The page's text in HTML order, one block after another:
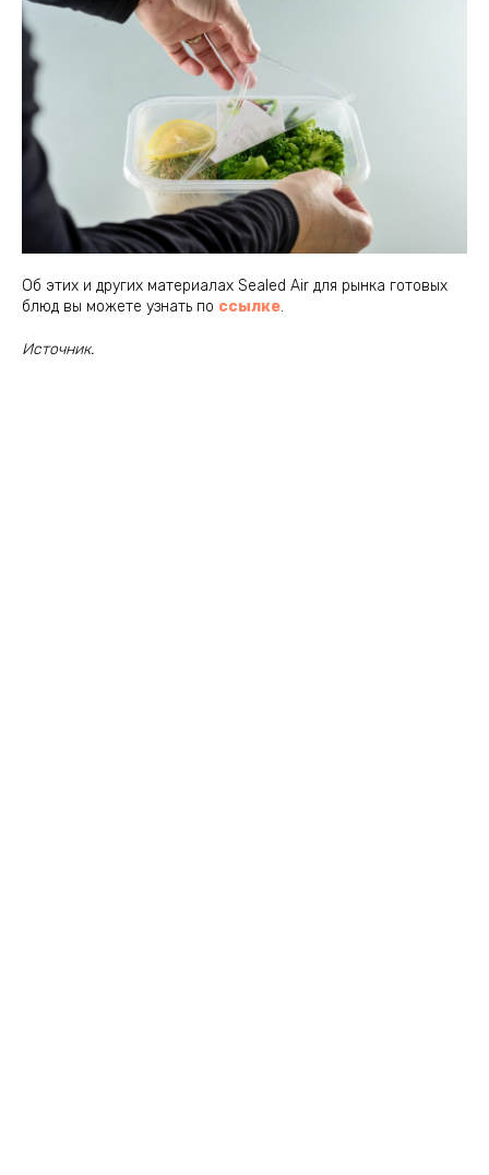
Об этих и других материалах Sealed Air для рынка готовых
блюд вы можете узнать по ссылке.
Источник.